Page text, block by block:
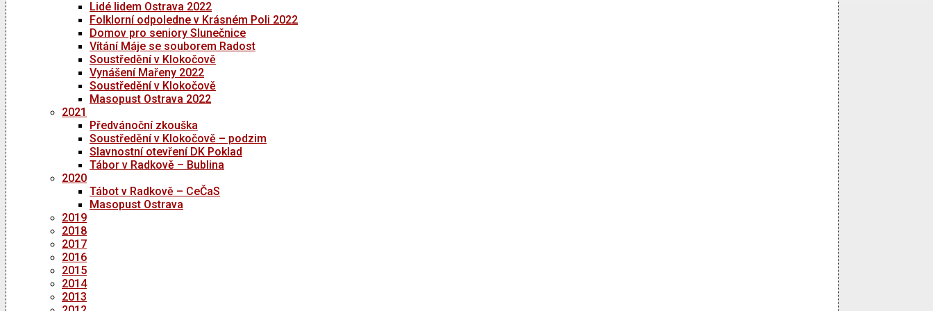
Lidé lidem Ostrava 2022
Folklorní odpoledne v Krásném Poli 2022
Domov pro seniory Slunečnice
Vítání Máje se souborem Radost
Soustředění v Klokočově
Vynášení Mařeny 2022
Soustředění v Klokočově
Masopust Ostrava 2022
2021
Předvánoční zkouška
Soustředění v Klokočově – podzim
Slavnostní otevření DK Poklad
Tábor v Radkově – Bublina
2020
Tábot v Radkově – CeČaS
Masopust Ostrava
2019
2018
2017
2016
2015
2014
2013